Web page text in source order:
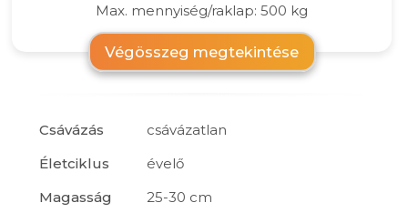
Max. mennyiség/raklap: 500 kg
Végösszeg megtekintése
Csávázás
csávázatlan
Életciklus
évelő
Magasság
25-30 cm